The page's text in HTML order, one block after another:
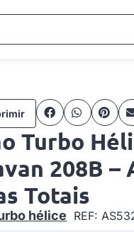
Turbo
208B –
Totais
hélice REF: